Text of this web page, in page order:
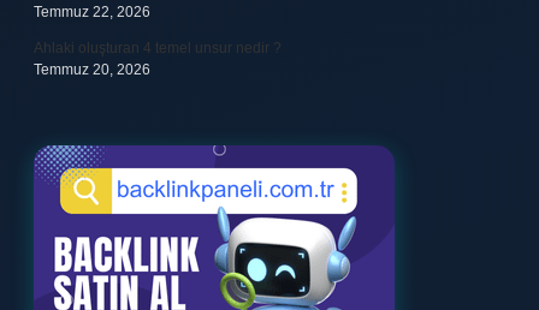
Temmuz 22, 2026
Ahlaki oluşturan 4 temel unsur nedir ?
Temmuz 20, 2026